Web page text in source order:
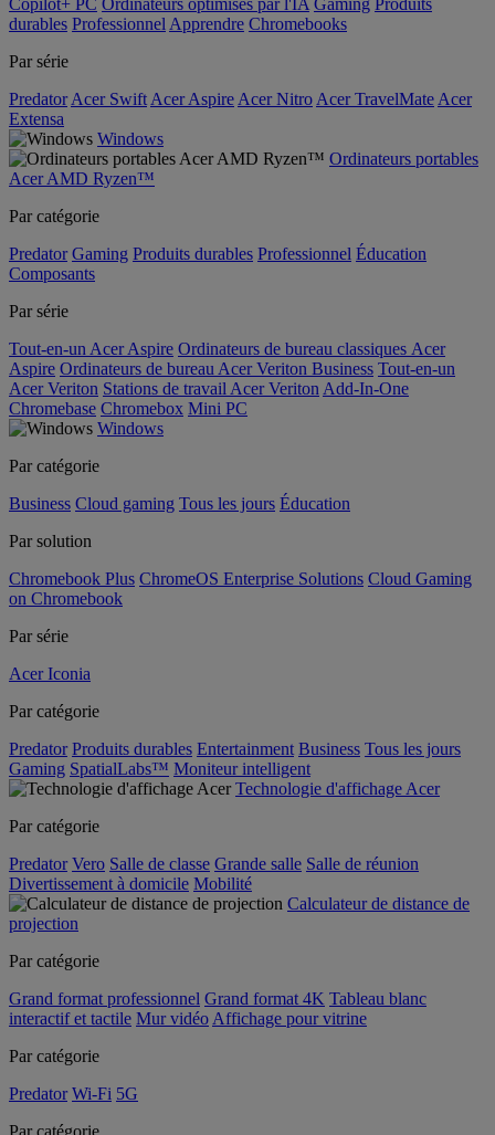
Copilot+ PC Ordinateurs optimisés par l'IA Gaming Produits
durables Professionnel Apprendre Chromebooks
Par série
Predator Acer Swift Acer Aspire Acer Nitro Acer TravelMate Acer
Extensa
Windows
Ordinateurs portables
Acer AMD Ryzen™
Par catégorie
Predator Gaming Produits durables Professionnel Éducation
Composants
Par série
Tout-en-un Acer Aspire Ordinateurs de bureau classiques Acer
Aspire Ordinateurs de bureau Acer Veriton Business Tout-en-un
Acer Veriton Stations de travail Acer Veriton Add-In-One
Chromebase Chromebox Mini PC
Windows
Par catégorie
Business Cloud gaming Tous les jours Éducation
Par solution
Chromebook Plus ChromeOS Enterprise Solutions Cloud Gaming
on Chromebook
Par série
Acer Iconia
Par catégorie
Predator Produits durables Entertainment Business Tous les jours
Gaming SpatialLabs™ Moniteur intelligent
Technologie d'affichage Acer
Par catégorie
Predator Vero Salle de classe Grande salle Salle de réunion
Divertissement à domicile Mobilité
Calculateur de distance de
projection
Par catégorie
Grand format professionnel Grand format 4K Tableau blanc
interactif et tactile Mur vidéo Affichage pour vitrine
Par catégorie
Predator Wi-Fi 5G
Par catégorie